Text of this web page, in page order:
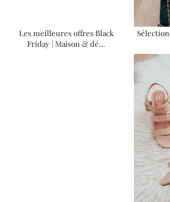
Les meilleures offres Black
Friday | Maison & dé…